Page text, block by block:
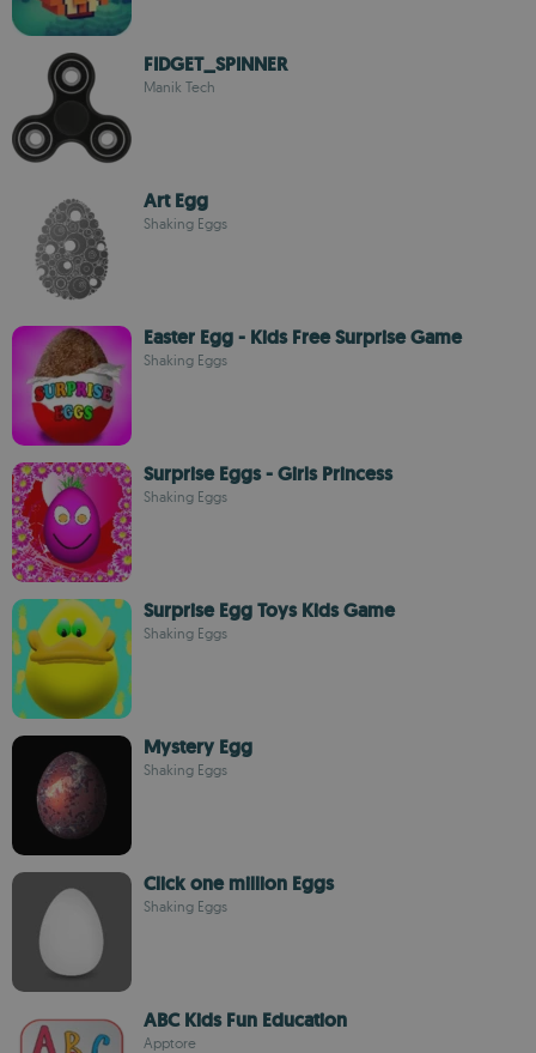
FIDGET_SPINNER
Manik Tech
Art Egg
Shaking Eggs
Easter Egg - Kids Free Surprise Game
Shaking Eggs
Surprise Eggs - Girls Princess
Shaking Eggs
Surprise Egg Toys Kids Game
Shaking Eggs
Mystery Egg
Shaking Eggs
Click one million Eggs
Shaking Eggs
ABC Kids Fun Education
Apptore